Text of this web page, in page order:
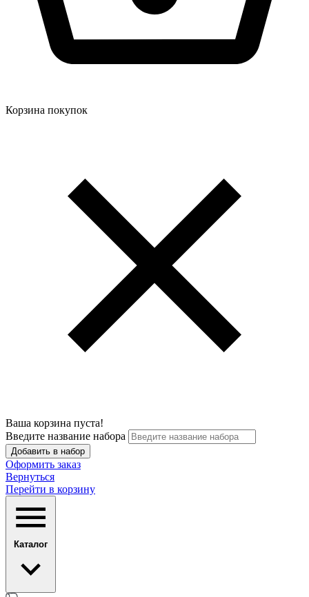
Корзина покупок
Ваша корзина пуста!
Введите название набора
Добавить в набор
Оформить заказ
Вернуться
Перейти в корзину
Каталог